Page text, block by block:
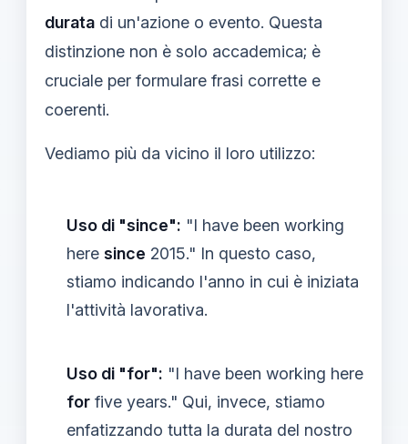
durata di un'azione o evento. Questa
distinzione non è solo accademica; è
cruciale per formulare frasi corrette e
coerenti.
Vediamo più da vicino il loro utilizzo:
Uso di "since": "I have been working
here since 2015." In questo caso,
stiamo indicando l'anno in cui è iniziata
l'attività lavorativa.
Uso di "for": "I have been working here
for five years." Qui, invece, stiamo
enfatizzando tutta la durata del nostro